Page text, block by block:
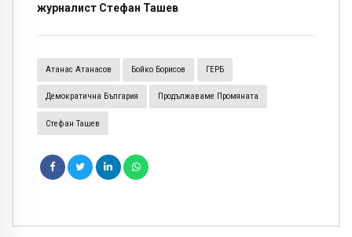
журналист Стефан Ташев
Атанас Атанасов Бойко Борисов ГЕРБ
Демократична България Продължаваме Промяната
Стефан Ташев